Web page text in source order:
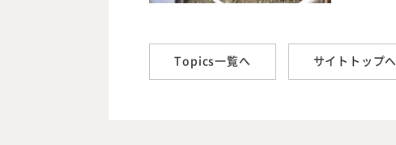
Topics一覧へ サイトトップへ